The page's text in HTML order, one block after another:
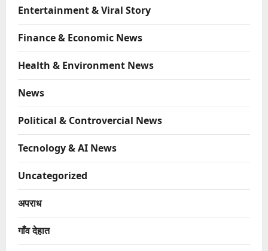
Entertainment & Viral Story
Finance & Economic News
Health & Environment News
News
Political & Controvercial News
Tecnology & AI News
Uncategorized
अपराध
गाँव देहात